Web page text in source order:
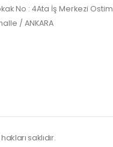
No : 4Ata İş Merkezi Ostim
/ ANKARA
saklıdır.